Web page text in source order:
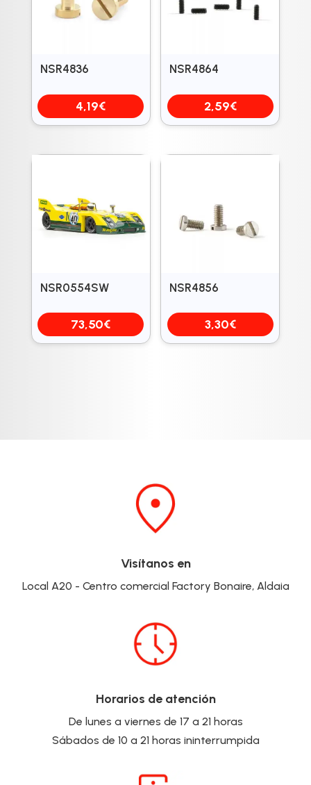
NSR4836
4,19€
NSR4864
2,59€
NSR0554SW
73,50€
NSR4856
3,30€
Visítanos en
Local A20 - Centro comercial Factory Bonaire, Aldaia
Horarios de atención
De lunes a viernes de 17 a 21 horas
Sábados de 10 a 21 horas ininterrumpida